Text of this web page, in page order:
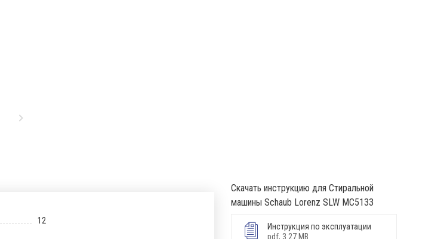
12
Скачать инструкцию для Стиральной
машины Schaub Lorenz SLW MC5133
Инструкция по эксплуатации
pdf, 3.27 MB